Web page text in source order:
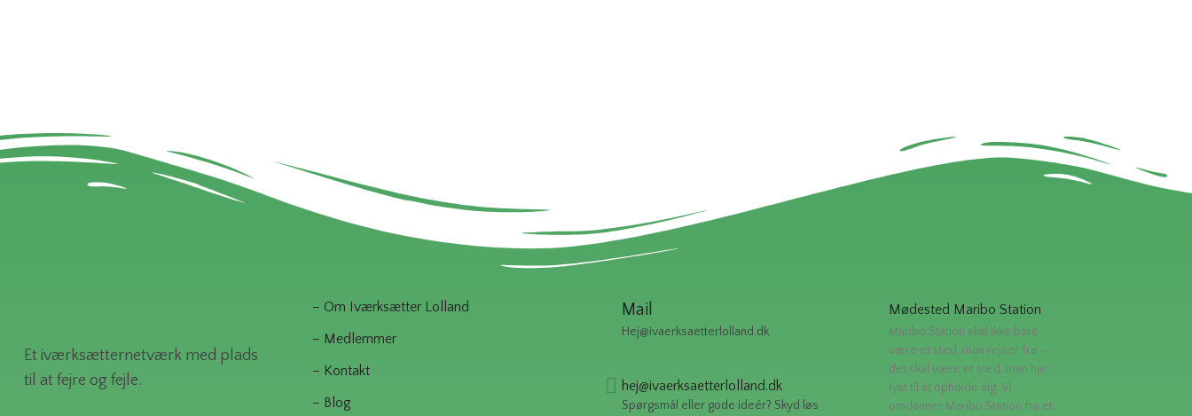
Et iværksætternetværk med plads
til at fejre og fejle.
– Om Iværksætter Lolland
– Medlemmer
– Kontakt
– Blog
Mail
Hej@ivaerksaetterlolland.dk
hej@ivaerksaetterlolland.dk
Spørgsmål eller gode ideér? Skyd løs
Mødested Maribo Station
Maribo Station skal ikke bare
være et sted, man rejser fra –
det skal være et sted, man har
lyst til at opholde sig. Vi
omdanner Maribo Station fra et